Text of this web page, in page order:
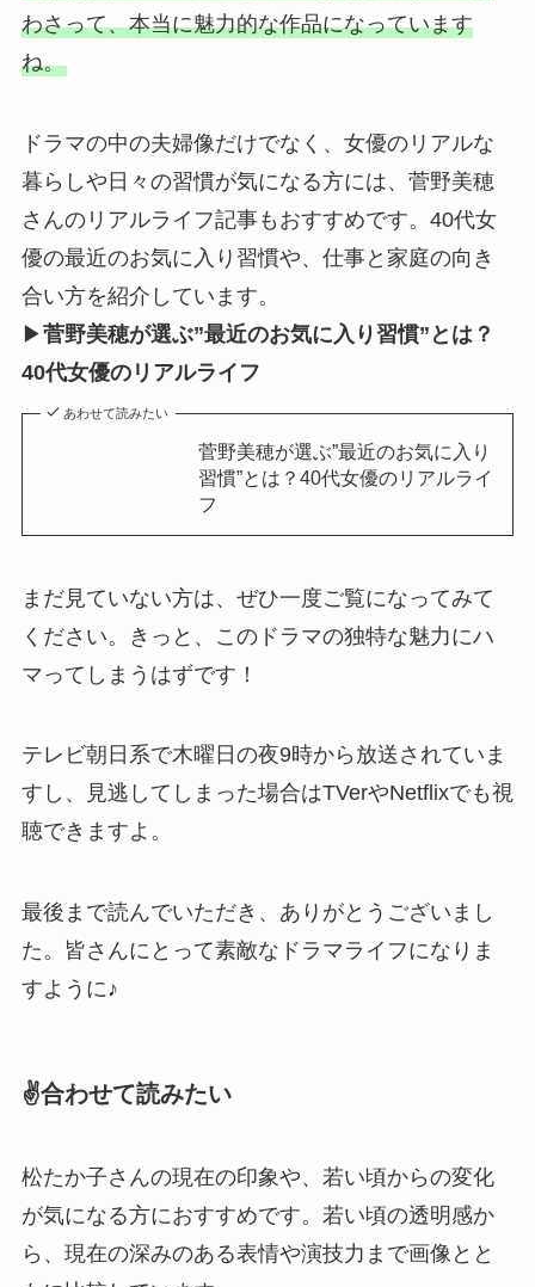
わさって、本当に魅力的な作品になっています
ね。
ドラマの中の夫婦像だけでなく、女優のリアルな
暮らしや日々の習慣が気になる方には、菅野美穂
さんのリアルライフ記事もおすすめです。40代女
優の最近のお気に入り習慣や、仕事と家庭の向き
合い方を紹介しています。
▶菅野美穂が選ぶ”最近のお気に入り習慣”とは？
40代女優のリアルライフ
あわせて読みたい
菅野美穂が選ぶ”最近のお気に入り
習慣”とは？40代女優のリアルライ
フ
まだ見ていない方は、ぜひ一度ご覧になってみて
ください。きっと、このドラマの独特な魅力にハ
マってしまうはずです！
テレビ朝日系で木曜日の夜9時から放送されていま
すし、見逃してしまった場合はTVerやNetflixでも視
聴できますよ。
最後まで読んでいただき、ありがとうございまし
た。皆さんにとって素敵なドラマライフになりま
すように♪
✌️合わせて読みたい
松たか子さんの現在の印象や、若い頃からの変化
が気になる方におすすめです。若い頃の透明感か
ら、現在の深みのある表情や演技力まで画像とと